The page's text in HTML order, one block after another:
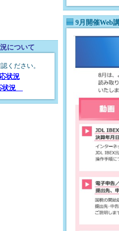
9月開催Web
について
ください。
状況
状況